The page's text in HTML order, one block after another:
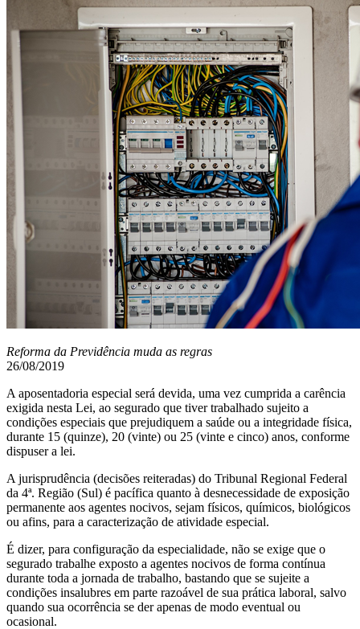
Reforma da Previdência muda as regras
26/08/2019
A aposentadoria especial será devida, uma vez cumprida a carência
exigida nesta Lei, ao segurado que tiver trabalhado sujeito a
condições especiais que prejudiquem a saúde ou a integridade física,
durante 15 (quinze), 20 (vinte) ou 25 (vinte e cinco) anos, conforme
dispuser a lei.
A jurisprudência (decisões reiteradas) do Tribunal Regional Federal
da 4ª. Região (Sul) é pacífica quanto à desnecessidade de exposição
permanente aos agentes nocivos, sejam físicos, químicos, biológicos
ou afins, para a caracterização de atividade especial.
É dizer, para configuração da especialidade, não se exige que o
segurado trabalhe exposto a agentes nocivos de forma contínua
durante toda a jornada de trabalho, bastando que se sujeite a
condições insalubres em parte razoável de sua prática laboral, salvo
quando sua ocorrência se der apenas de modo eventual ou
ocasional.